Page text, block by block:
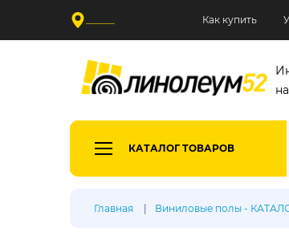
Как купить
КАТАЛОГ ТОВАРОВ
Главная Виниловые полы -